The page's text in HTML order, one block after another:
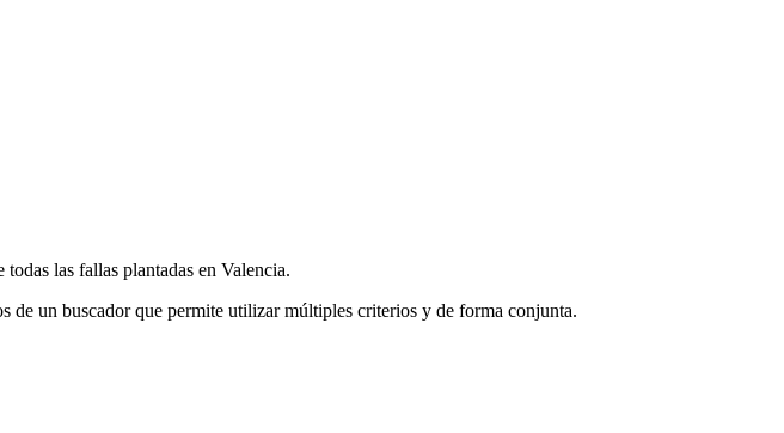
las fallas plantadas en Valencia.
de un buscador que permite utilizar múltiples criterios y de forma conjunta.